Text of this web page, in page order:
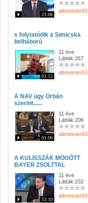
23:06
altmeister63
s folytatódik a Simicska
belháború
01:12
11 éve
Látták:267
altmeister63
A NAV ügy Orbán
szerint......
01:06
11 éve
Látták:206
altmeister63
A KULISSZÁK MÖGŐTT
BAYER ZSOLTTAL
53:10
11 éve
Látták:232
altmeister63